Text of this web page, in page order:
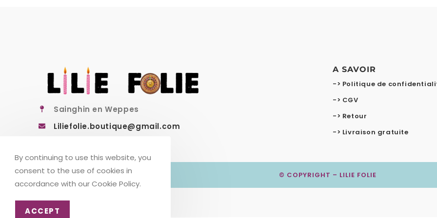
Sainghin en Weppes
Liliefolie.boutique@gmail.com
A SAVOIR
-> Politique de
-> CGV
-> Retour
-> Livraison gratuite
© COPYRIGHT – LILIE FOLIE
By continuing to use this website, you
consent to the use of cookies in
accordance with our Cookie Policy.
ACCEPT